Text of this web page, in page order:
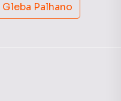
Gleba Palhano